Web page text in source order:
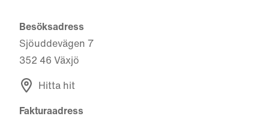
Besöksadress
Sjöuddevägen 7
352 46 Växjö
Hitta hit
Fakturaadress